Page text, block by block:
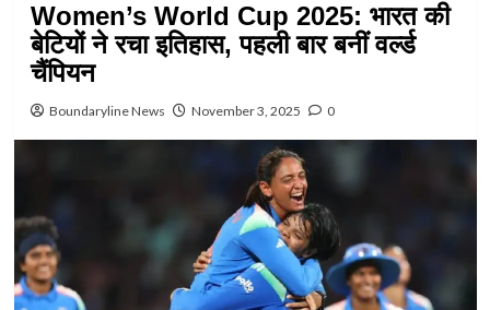
Women’s World Cup 2025: भारत की
बेटियों ने रचा इतिहास, पहली बार बनीं वर्ल्ड
चैंपियन
Boundaryline News November 3, 2025 0